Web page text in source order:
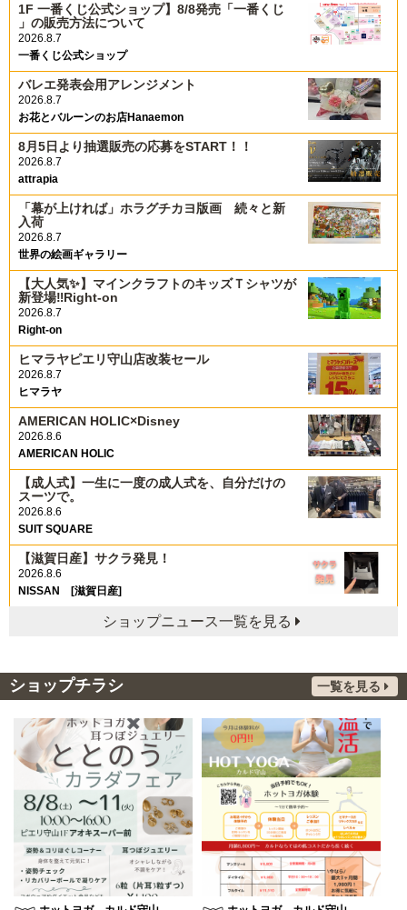
1F 一番くじ公式ショップ】8/8発売「一番くじ
」の販売方法について
2026.8.7
一番くじ公式ショップ
バレエ発表会用アレンジメント
2026.8.7
お花とバルーンのお店Hanaemon
8月5日より抽選販売の応募をSTART！！
2026.8.7
attrapia
「幕が上ければ」ホラグチカヨ版画 続々と新
入荷
2026.8.7
世界の絵画ギャラリー
【大人気✨️】マインクラフトのキッズＴシャツが
新登場‼️Right-on
2026.8.7
Right-on
ヒマラヤピエリ守山店改装セール
2026.8.7
ヒマラヤ
AMERICAN HOLIC×Disney
2026.8.6
AMERICAN HOLIC
【成人式】一生に一度の成人式を、自分だけの
スーツで。
2026.8.6
SUIT SQUARE
【滋賀日産】サクラ発見！
2026.8.6
NISSAN [滋賀日産]
ショップニュース一覧を見る
ショップチラシ 一覧を見る